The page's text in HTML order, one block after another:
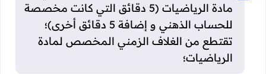
مادة الرياضيات (5 دقائق التي كانت مخصصة
للحساب الذهني و إضافة 5 دقائق أخرى)؛
تقتطع من الغلاف الزمني المخصص لمادة
الرياضيات؛